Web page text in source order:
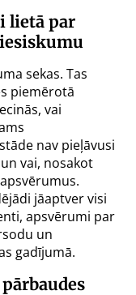
lietā par
sekas. Tas
piemērotā
vai
nav pieļāvusi
vai, nosakot
jāaptver visi
apsvērumi par
un
gadījumā.